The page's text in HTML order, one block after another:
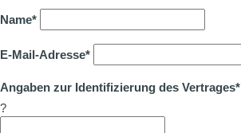
Name*
E-Mail-Adresse*
Angaben zur Identifizierung des Vertrages*
?